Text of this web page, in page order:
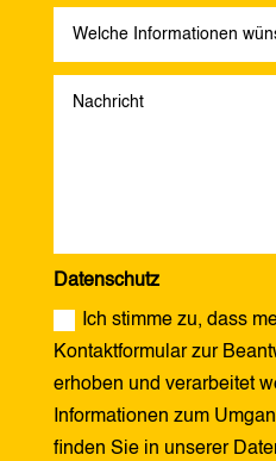
Datenschutz
Ich stimme zu, dass
Kontaktformular zur
erhoben und verarbeitet
Informationen zum
finden Sie in unserer